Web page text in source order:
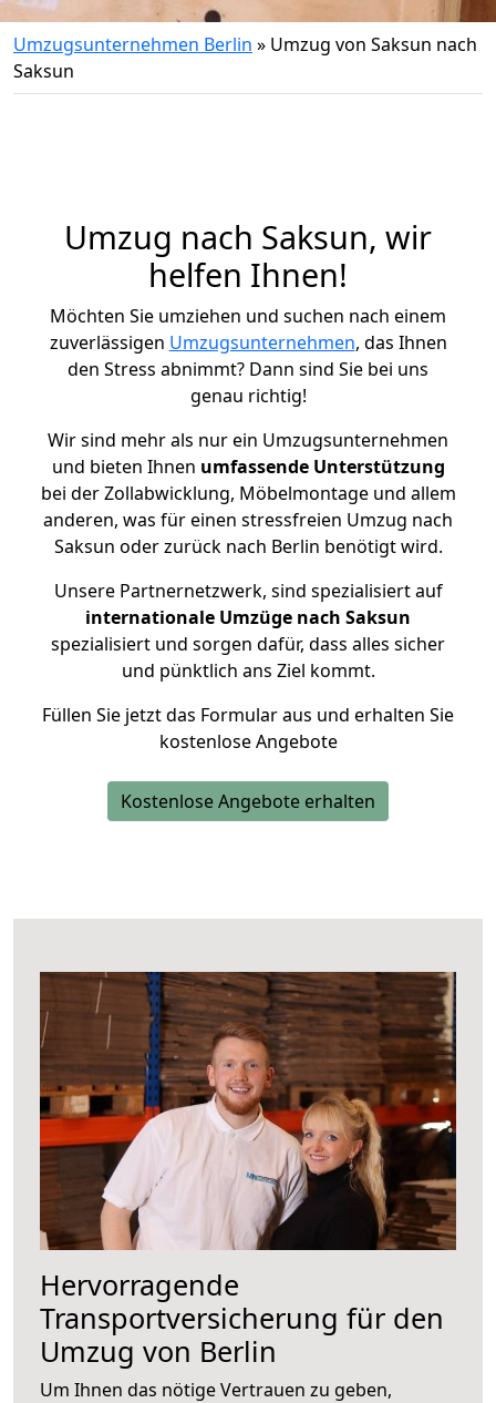
Umzugsunternehmen Berlin » Umzug von Saksun nach
Saksun
Umzug nach Saksun, wir
helfen Ihnen!
Möchten Sie umziehen und suchen nach einem
zuverlässigen Umzugsunternehmen, das Ihnen
den Stress abnimmt? Dann sind Sie bei uns
genau richtig!
Wir sind mehr als nur ein Umzugsunternehmen
und bieten Ihnen umfassende Unterstützung
bei der Zollabwicklung, Möbelmontage und allem
anderen, was für einen stressfreien Umzug nach
Saksun oder zurück nach Berlin benötigt wird.
Unsere Partnernetzwerk, sind spezialisiert auf
internationale Umzüge nach Saksun
spezialisiert und sorgen dafür, dass alles sicher
und pünktlich ans Ziel kommt.
Füllen Sie jetzt das Formular aus und erhalten Sie
kostenlose Angebote
Kostenlose Angebote erhalten
Hervorragende
Transportversicherung für den
Umzug von Berlin
Um Ihnen das nötige Vertrauen zu geben,